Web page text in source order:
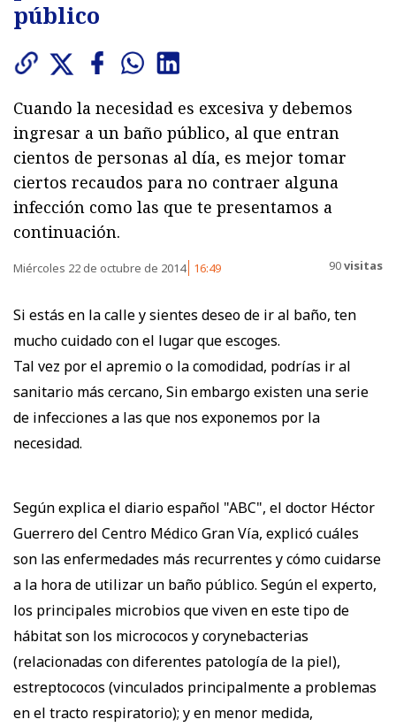
público
Cuando la necesidad es excesiva y debemos
ingresar a un baño público, al que entran
cientos de personas al día, es mejor tomar
ciertos recaudos para no contraer alguna
infección como las que te presentamos a
continuación.
Miércoles 22 de octubre de 2014 16:49 90visitas
Si estás en la calle y sientes deseo de ir al baño, ten
mucho cuidado con el lugar que escoges.
Tal vez por el apremio o la comodidad, podrías ir al
sanitario más cercano, Sin embargo existen una serie
de infecciones a las que nos exponemos por la
necesidad.
Según explica el diario español "ABC", el doctor Héctor
Guerrero del Centro Médico Gran Vía, explicó cuáles
son las enfermedades más recurrentes y cómo cuidarse
a la hora de utilizar un baño público. Según el experto,
los principales microbios que viven en este tipo de
hábitat son los micrococos y corynebacterias
(relacionadas con diferentes patología de la piel),
estreptococos (vinculados principalmente a problemas
en el tracto respiratorio); y en menor medida,